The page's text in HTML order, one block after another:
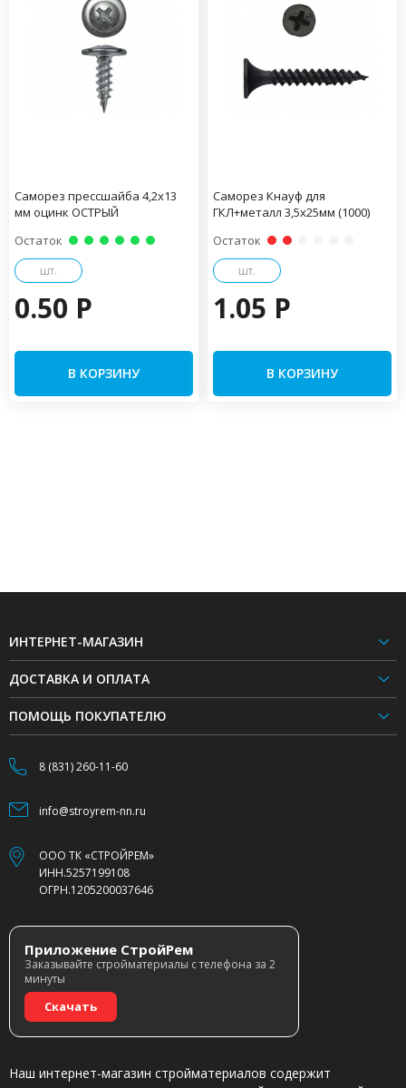
Саморез прессшайба 4,2х13
мм оцинк ОСТРЫЙ
Остаток
шт.
0.50 P
В КОРЗИНУ
Саморез Кнауф для
ГКЛ+металл 3,5х25мм (1000)
Остаток
шт.
1.05 P
В КОРЗИНУ
ИНТЕРНЕТ-МАГАЗИН
ДОСТАВКА И ОПЛАТА
ПОМОЩЬ ПОКУПАТЕЛЮ
8 (831) 260-11-60
info@stroyrem-nn.ru
ООО ТК «СТРОЙРЕМ»
ИНН.5257199108
ОГРН.1205200037646
Приложение СтройРем
Заказывайте стройматериалы с телефона за 2
минуты
Скачать
Наш интернет-магазин стройматериалов содержит